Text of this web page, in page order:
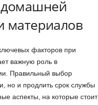
материалов
факторов при
важную роль в
Правильный выбор
но и продлить срок службы
аспекты, на которые стоит